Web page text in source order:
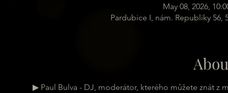
May 08, 2026,
Pardubice I, nám. Republiky 56,
▶ Paul Bulva - DJ, moderátor, kterého můžete znát z